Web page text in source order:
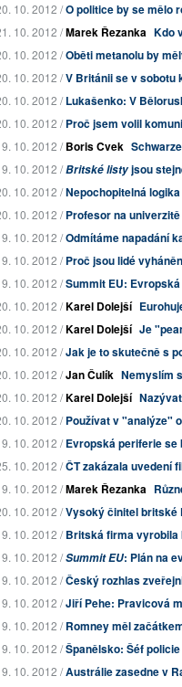
10. 2012 /O politice by se mělo
10. 2012 /Marek Řezanka Kdo
10. 2012 /Oběti metanolu by
10. 2012 /V Británii se v sobotu
10. 2012 /Lukašenko: V
10. 2012 /Proč jsem volil
10. 2012 /Boris Cvek
10. 2012 /Britské listyjsou
10. 2012 /Nepochopitelná logika
10. 2012 /Profesor na
10. 2012 /Odmítáme napadání
10. 2012 /Proč jsou lidé
10. 2012 /Summit EU:
10. 2012 /Karel Dolejší
10. 2012 /Karel Dolejší Je
10. 2012 /Jak je to skutečně s
10. 2012 /Jan Čulík Nemyslím
10. 2012 /Karel Dolejší
10. 2012 /Používat v "analýze"
10. 2012 /Evropská periferie
10. 2012 /ČT zakázala uvedení
10. 2012 /Marek Řezanka
10. 2012 /Vysoký činitel britské
10. 2012 /Britská firma vyrobila
10. 2012 /Summit EU: Plán na
10. 2012 /Český rozhlas
10. 2012 /Jiří Pehe: Pravicová
10. 2012 /Romney měl
10. 2012 /Španělsko: Šéf
10. 2012 /Austrálie zasedne v